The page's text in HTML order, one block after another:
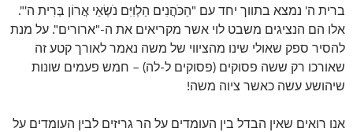
ברית ה' נמצא בתווך יחד עם "הַכֹּהֲנִים הַלְוִיִּם נֹשְׂאֵי אֲרוֹן בְּרִית ה'".
אלו הם הנציגים משבט לוי אשר מקריאים את ה-"ארורים". על מנת
להסיר ספק שאולי שינו מהציווי של משה נאמר לאורך קטע זה
שאורכו רק ששה פסוקים (פסוקים ל-לה) – חמש פעמים שונות
שיהושע עשה כאשר ציוה משה!
אנו רואים שאין הבדל בין העומדים על הר גריזים לבין העומדים על